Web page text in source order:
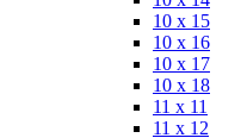
10 x 15
10 x 16
10 x 17
10 x 18
11 x 11
11 x 12